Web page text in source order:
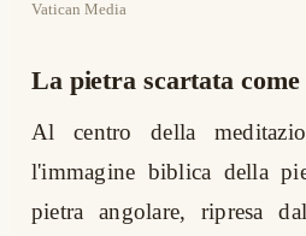
Vatican Media
La pietra scartata
Al centro della
l'immagine biblica della
pietra angolare, ripresa